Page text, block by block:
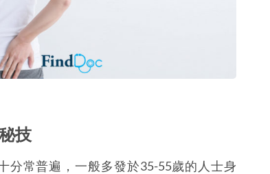
技
分常普遍，一般多發於35-55歲的人士身